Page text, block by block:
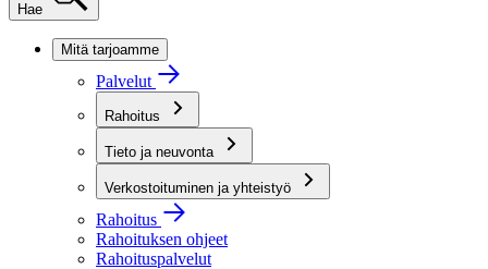
Hae
Mitä tarjoamme
Palvelut
Rahoitus
Tieto ja neuvonta
Verkostoituminen ja yhteistyö
Rahoitus
Rahoituksen ohjeet
Rahoituspalvelut